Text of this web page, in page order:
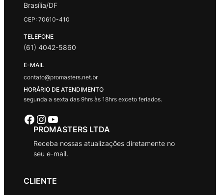
Brasília/DF
CEP: 70610-410
TELEFONE
(61) 4042-5860
E-MAIL
contato@promasters.net.br
HORÁRIO DE ATENDIMENTO
segunda a sexta das 9hrs às 18hrs exceto feriados.
Facebook Instagram Youtube
PROMASTERS LTDA
Receba nossas atualizações diretamente no
seu e-mail.
CLIENTE